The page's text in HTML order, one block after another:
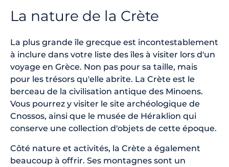
La nature de la Crète
La plus grande île grecque est incontestablement
à inclure dans votre liste des îles à visiter lors d'un
voyage en Grèce. Non pas pour sa taille, mais
pour les trésors qu'elle abrite. La Crète est le
berceau de la civilisation antique des Minoens.
Vous pourrez y visiter le site archéologique de
Cnossos, ainsi que le musée de Héraklion qui
conserve une collection d'objets de cette époque.
Côté nature et activités, la Crète a également
beaucoup à offrir. Ses montagnes sont un